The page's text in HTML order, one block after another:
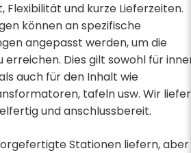
Flexibilität und kurze Lieferzeiten.
können an spezifische
angepasst werden, um die
erreichen. Dies gilt sowohl für
auch für den Inhalt wie
tafeln usw. Wir
und anschlussbereit.
Stationen liefern,